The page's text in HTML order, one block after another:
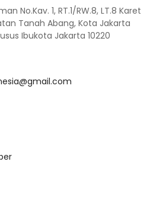
No.Kav. 1, RT.1/RW.8, LT.8 Karet
Tanah Abang, Kota Jakarta
Ibukota Jakarta 10220